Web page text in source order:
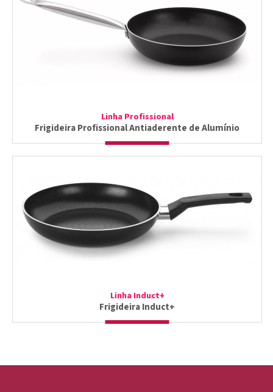
Linha Profissional
Frigideira Profissional Antiaderente de Alumínio
Linha Induct+
Frigideira Induct+